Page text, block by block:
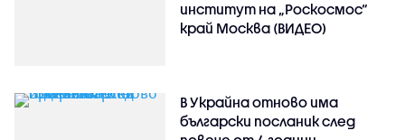
институт на „Роскосмос“
край Москва (ВИДЕО)
В Украйна отново има
български посланик след